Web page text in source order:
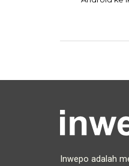
Inwepo adalah